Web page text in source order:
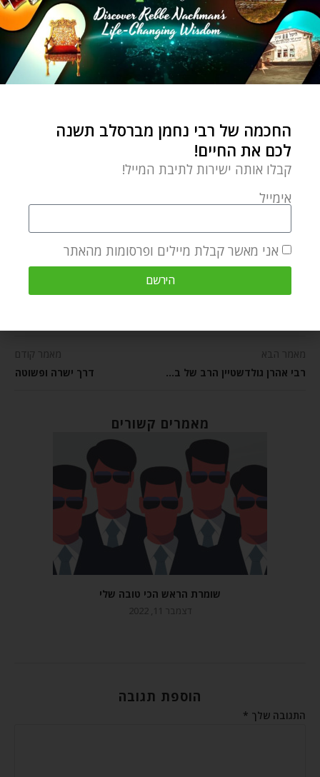
אחדות אחדות הפשוט אלוקים בורא עולם
היום השביעי ייסורים ל"ט מלאכות ליקוטי מוהר"ן סבל
ששת ימי החול תרופת נגד
ELIYAHU HECHT
מאמר הבא
רבי אהרן גולדשטיין הרב של ברסלב – מאמר ליום היארצייט
מאמר קודם
דרך ישרה ופשוטה
מאמרים קשורים
שומרת הראש הכי טובה שלי
דצמבר 11, 2022
הוספת תגובה
התגובה שלך *
החכמה של רבי נחמן מברסלב תשנה
לכם את החיים!
קבלו אותה ישירות לתיבת המייל!
אימייל
אני מאשר קבלת מיילים ופרסומות מהאתר
הירשם